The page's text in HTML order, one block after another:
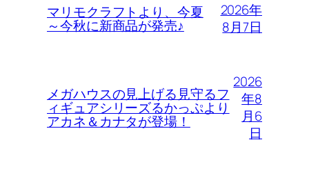
マリモクラフトより、今夏
～今秋に新商品が発売♪
2026年
8月7日
メガハウスの見上げる見守るフ
ィギュアシリーズるかっぷより
アカネ＆カナタが登場！
2026
年8
月6
日